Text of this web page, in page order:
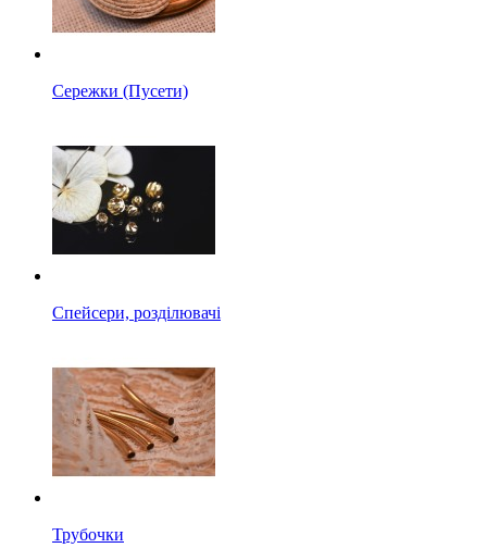
Сережки (Пусети)
Спейсери, розділювачі
Трубочки